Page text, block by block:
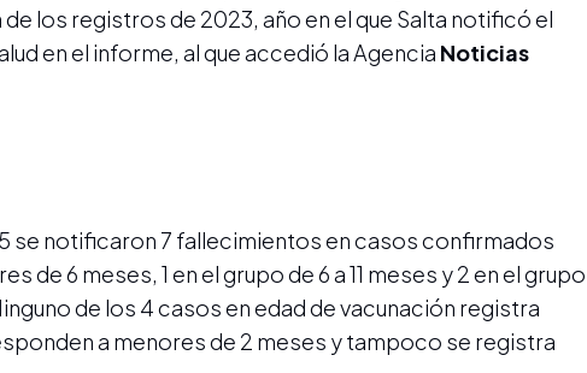
los registros de 2023, año en el que Salta notificó el
en el informe, al que accedió la Agencia Noticias
se notificaron 7 fallecimientos en casos confirmados
de 6 meses, 1 en el grupo de 6 a 11 meses y 2 en el grupo
de los 4 casos en edad de vacunación registra
a menores de 2 meses y tampoco se registra